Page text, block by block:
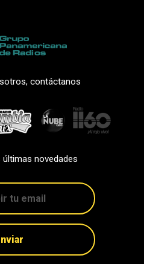
contáctanos
últimas novedades